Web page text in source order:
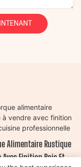
Alimentaire Rustique
Avec Finition Bois Et